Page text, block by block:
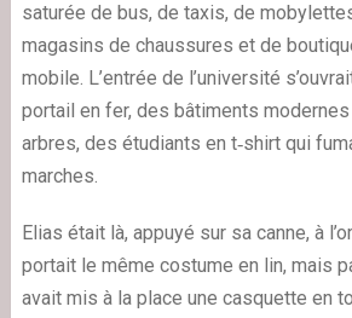
saturée de bus, de taxis, de
magasins de chaussures et de
mobile. L’entrée de l’université
portail en fer, des bâtiments
arbres, des étudiants en t‑shirt qui
marches.
Elias était là, appuyé sur sa canne, à
portait le même costume en lin, mais
avait mis à la place une casquette en